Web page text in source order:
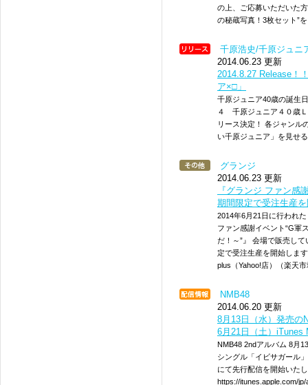
の上、ご応募いただいた
の秘蔵写真！3枚セット”
千原浩史/千原ジュニ
2014.06.23 更新
2014.8.27 Release！
ア×□」
千原ジュニア40歳の誕生
４ 千原ジュニア４０歳
リース決定！ 各ジャンル
い千原ジュニア」を見せ
グランジ
2014.06.23 更新
『グランジ ファン感
期間限定で受注生産
2014年6月21日に行われ
ファン感謝イベント“G軍
だ！～”』 会場で販売し
定で受注生産を開始しま
plus（Yahoo!店）（楽天
NMB48
2014.06.20 更新
8月13日（水）発売の
6月21日（土）iTunes
NMB48 2ndアルバム 8月
シングル「イビサガール
にて先行配信を開始いた
https://itunes.apple.com/